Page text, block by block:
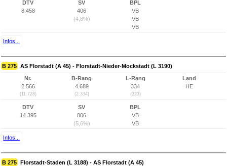
DTV
8.458
SV
406
(4,8%)
BPL
VB
VB
VB
Infos...
B 275 AS Florstadt (A 45) - Florstadt-Nieder-Mockstadt (L 3190)
Nr.
2.566
(11.728)
B-Rang
4.689
(2.334)
L-Rang
334
(323)
Land
HE
DTV
14.395
SV
806
(5,6%)
BPL
VB
VB
Infos...
B 275 Florstadt-Staden (L 3188) - AS Florstadt (A 45)